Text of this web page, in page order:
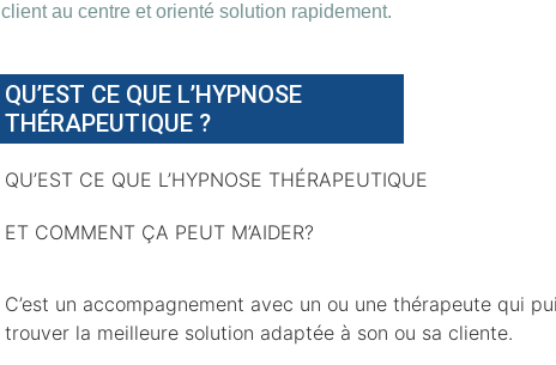
client au centre et orienté solution rapidement.
QU’EST CE QUE L’HYPNOSE
THÉRAPEUTIQUE ?
QU’EST CE QUE L’HYPNOSE THÉRAPEUTIQUE
ET COMMENT ÇA PEUT M’AIDER?
C’est un accompagnement avec un ou une thérapeute qui
trouver la meilleure solution adaptée à son ou sa cliente.